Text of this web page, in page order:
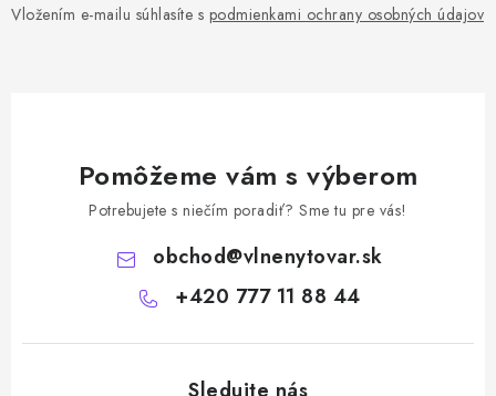
Vložením e-mailu súhlasíte s podmienkami ochrany osobných údajov
Pomôžeme vám s výberom
Potrebujete s niečím poradiť? Sme tu pre vás!
obchod@vlnenytovar.sk
+420 777 11 88 44